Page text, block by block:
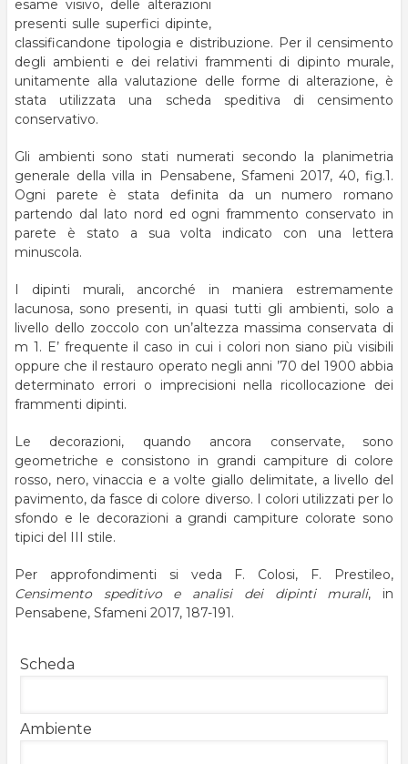
esame visivo, delle alterazioni
presenti sulle superfici dipinte,
classificandone tipologia e distribuzione. Per il censimento
degli ambienti e dei relativi frammenti di dipinto murale,
unitamente alla valutazione delle forme di alterazione, è
stata utilizzata una scheda speditiva di censimento
conservativo.
Gli ambienti sono stati numerati secondo la planimetria
generale della villa in Pensabene, Sfameni 2017, 40, fig.1.
Ogni parete è stata definita da un numero romano
partendo dal lato nord ed ogni frammento conservato in
parete è stato a sua volta indicato con una lettera
minuscola.
I dipinti murali, ancorché in maniera estremamente
lacunosa, sono presenti, in quasi tutti gli ambienti, solo a
livello dello zoccolo con un’altezza massima conservata di
m 1. E’ frequente il caso in cui i colori non siano più visibili
oppure che il restauro operato negli anni ’70 del 1900 abbia
determinato errori o imprecisioni nella ricollocazione dei
frammenti dipinti.
Le decorazioni, quando ancora conservate, sono
geometriche e consistono in grandi campiture di colore
rosso, nero, vinaccia e a volte giallo delimitate, a livello del
pavimento, da fasce di colore diverso. I colori utilizzati per lo
sfondo e le decorazioni a grandi campiture colorate sono
tipici del III stile.
Per approfondimenti si veda F. Colosi, F. Prestileo,
Censimento speditivo e analisi dei dipinti murali, in
Pensabene, Sfameni 2017, 187-191.
Scheda
Ambiente